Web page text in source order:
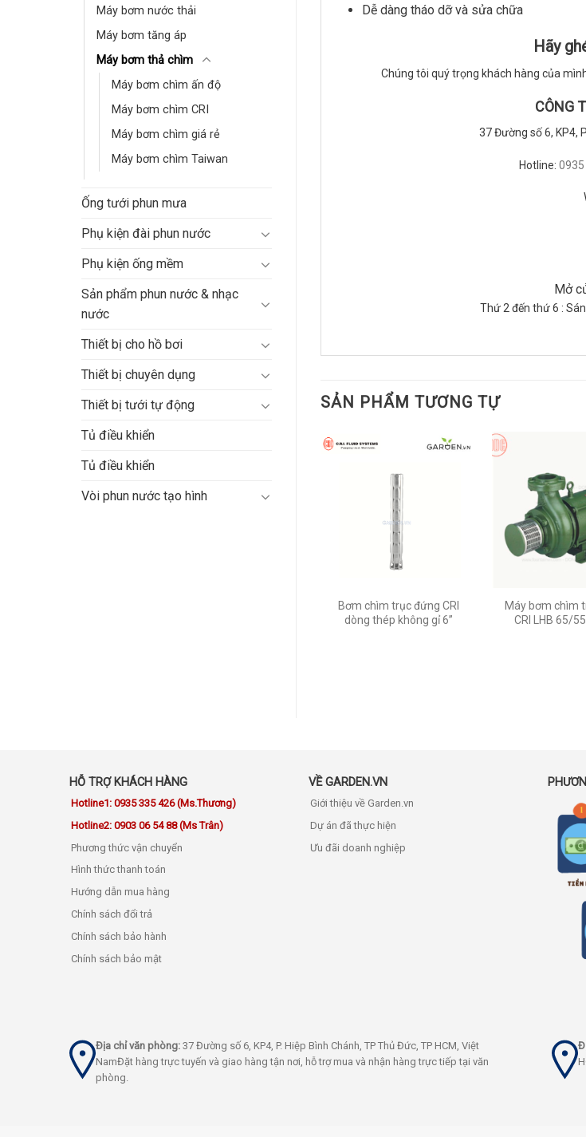
Dễ dàng tháo dỡ và sửa chữa
Hãy
Chúng tôi quý trọng khách hàng của
CÔNG
37 Đường số 6, KP4,
Hotline: 0935
Mở
Thứ 2 đến thứ 6 :
SẢN PHẨM TƯƠNG TỰ
Bơm chìm trục đứng CRI
dòng thép không gỉ 6”
Máy bơm chìm
CRI LHB 65/
Máy bơm nước thải
Máy bơm tăng áp
Máy bơm thả chìm
Máy bơm chìm ấn độ
Máy bơm chìm CRI
Máy bơm chìm giá rẻ
Máy bơm chìm Taiwan
Ống tưới phun mưa
Phụ kiện đài phun nước
Phụ kiện ống mềm
Sản phẩm phun nước & nhạc
nước
Thiết bị cho hồ bơi
Thiết bị chuyên dụng
Thiết bị tưới tự động
Tủ điều khiển
Tủ điều khiển
Vòi phun nước tạo hình
HỖ TRỢ KHÁCH HÀNG
Hotline1: 0935 335 426 (Ms.Thương)
Hotline2: 0903 06 54 88 (Ms Trân)
Phương thức vận chuyển
Hình thức thanh toán
Hướng dẫn mua hàng
Chính sách đổi trả
Chính sách bảo hành
Chính sách bảo mật
VỀ GARDEN.VN
Giới thiệu về Garden.vn
Dự án đã thực hiện
Ưu đãi doanh nghiệp
Địa chỉ văn phòng: 37 Đường số 6, KP4, P. Hiệp Bình Chánh, TP Thủ Đức, TP HCM, Việt
NamĐặt hàng trực tuyến và giao hàng tận nơi, hỗ trợ mua và nhận hàng trực tiếp tại văn
phòng.